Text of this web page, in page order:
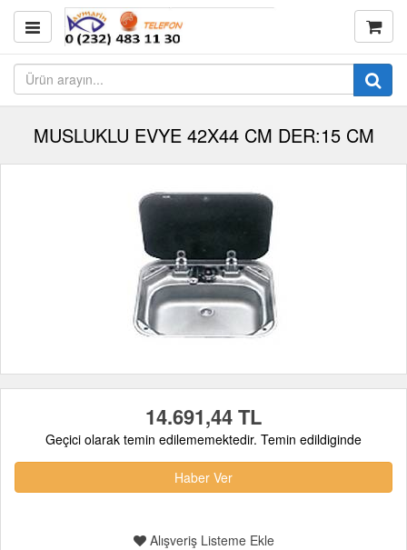
MUSLUKLU EVYE 42X44 CM DER:15 CM
14.691,44 TL
Geçici olarak temin edilememektedir. Temin edildiginde
Haber Ver
Alışveriş Listeme Ekle